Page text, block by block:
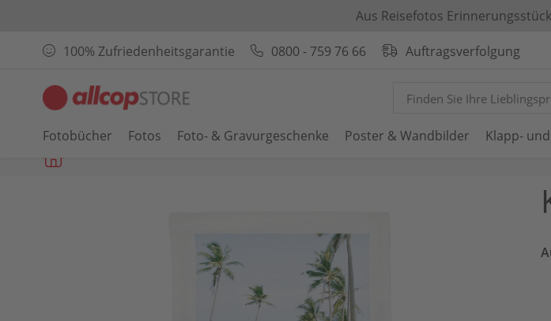
Aus Reisefotos
100% Zufriedenheitsgarantie 0800 - 759 76 66 Auftragsverfolgung
Fotobücher Fotos Foto- & Gravurgeschenke Poster & Wandbilder Klapp-